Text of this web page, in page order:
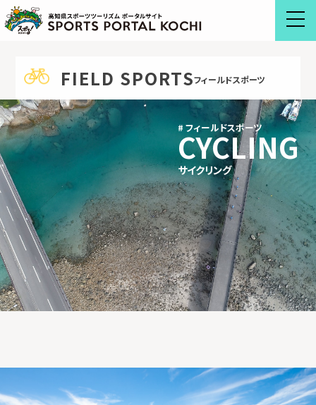
Skip
to
FIELD SPORTSフィールドスポーツ
# フィールドスポーツ
CYCLING
サイクリング